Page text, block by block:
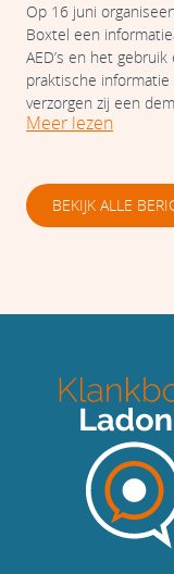
Op 16 juni
Boxtel een
AED’s en het
praktische
verzorgen zij een
Meer lezen
BEKIJK ALLE